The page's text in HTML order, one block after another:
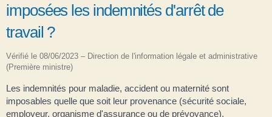
imposées les indemnités d'arrêt de
travail ?
Vérifié le 08/06/2023 – Direction de l'information légale et administrative
(Première ministre)
Les indemnités pour maladie, accident ou maternité sont
imposables quelle que soit leur provenance (sécurité sociale,
employeur, organisme d'assurance ou de prévoyance).